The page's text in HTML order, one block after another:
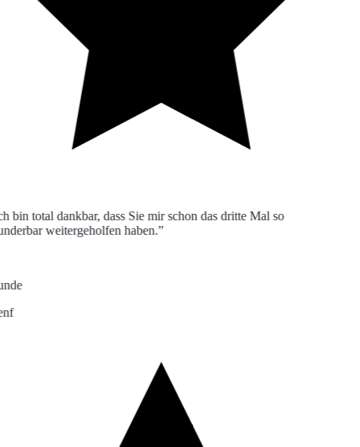
bin total dankbar, dass Sie mir schon das dritte Mal so
weitergeholfen haben.”